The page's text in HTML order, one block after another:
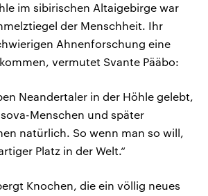
im sibirischen Altaigebirge war
der Menschheit. Ihr
Ahnenforschung eine
vermutet Svante Pääbo:
Neandertaler in der Höhle gelebt,
Menschen und später
natürlich. So wenn man so will,
Platz in der Welt.“
Knochen, die ein völlig neues